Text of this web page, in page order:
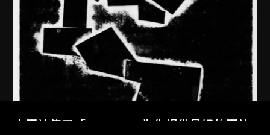
本网站使用「Cookies」为你提供最好的网站